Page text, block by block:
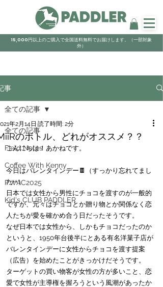
15,000円以上のご購入で全国送料無料でお届けします。（一部対象
外）
事
全ての記事
Field Notes
Coffee With Kenny
PWAC2025
Kid's CLUB PADDLER
全ての記事
のボトル、どれがオススメ？？
年2月14日 読了時間: 2分
こんにちは！あかねです。
今日はバレンタインデー🍫（すっかり忘れてまし
た••）
日本では女性から男性にチョコを渡すのが一般的
ですが、元々はチョコとか贈り物とか関係なく恋
人たちが愛を確かめ合う日だったそうです。
なぜ日本では女性から、しかもチョコだったのか
というと、1950年台後半にとある有名洋菓子店が
バレンタインデーに女性からチョコを渡す提案
（広告）を始めたことがきっかけだそうです。
ターゲットの買い物客が女性の方が多いこと、恋
愛で女性が主導権を握ろうという風潮があったか